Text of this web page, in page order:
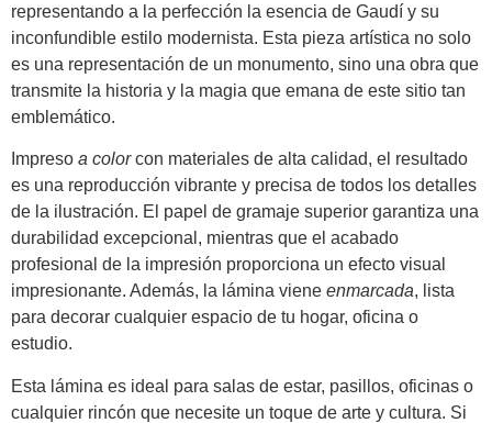
representando a la perfección la esencia de Gaudí y su
inconfundible estilo modernista. Esta pieza artística no solo
es una representación de un monumento, sino una obra que
transmite la historia y la magia que emana de este sitio tan
emblemático.
Impreso a colorcon materiales de alta calidad, el resultado
es una reproducción vibrante y precisa de todos los detalles
de la ilustración. El papel de gramaje superior garantiza una
durabilidad excepcional, mientras que el acabado
profesional de la impresión proporciona un efecto visual
impresionante. Además, la lámina viene enmarcada, lista
para decorar cualquier espacio de tu hogar, oficina o
estudio.
Esta lámina es ideal para salas de estar, pasillos, oficinas o
cualquier rincón que necesite un toque de arte y cultura. Si